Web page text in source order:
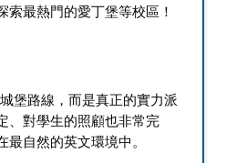
索最熱門的愛丁堡等校區！
堡路線，而是真正的實力派
、對學生的照顧也非常完
最自然的英文環境中。